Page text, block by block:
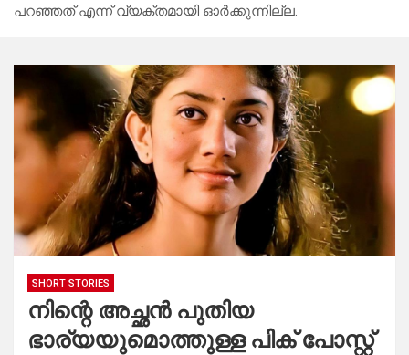
പറഞ്ഞത് എന്ന് വ്യക്തമായി ഓർക്കുന്നില്ല.
SHORT STORIES
നിന്റെ അച്ഛൻ പുതിയ
ഭാര്യയുമൊത്തുള്ള പിക് പോസ്റ്റ്‌